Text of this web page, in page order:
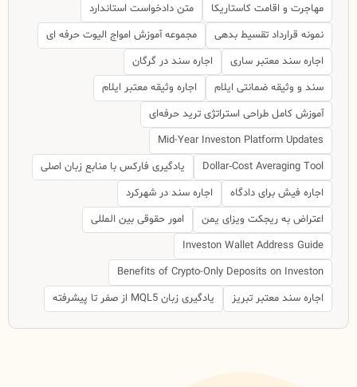
مهاجرت و اقامت کاستاریکا
متن دادخواست استاندارد
نمونه قرارداد تقسیط بدهی
مجموعه آموزش امواج الیوت حرفه ای
اجاره سند معتبر ساری
اجاره سند در گرگان
سند و وثیقه ضمانتی ایلام
اجاره وثیقه معتبر ایلام
آموزش کامل طراحی استراتژی ترید حرفه‌ای
Mid-Year Investon Platform Updates
Dollar‑Cost Averaging Tool
یادگیری فارکس با منابع زبان اصلی
اجاره فیش برای دادگاه
اجاره سند در شهرکرد
اعتراض به ریجکت ویزای یمن
امور حقوقی بین المللی
Investon Wallet Address Guide
Benefits of Crypto-Only Deposits on Investon
اجاره سند معتبر تبریز
یادگیری زبان MQL5 از صفر تا پیشرفته